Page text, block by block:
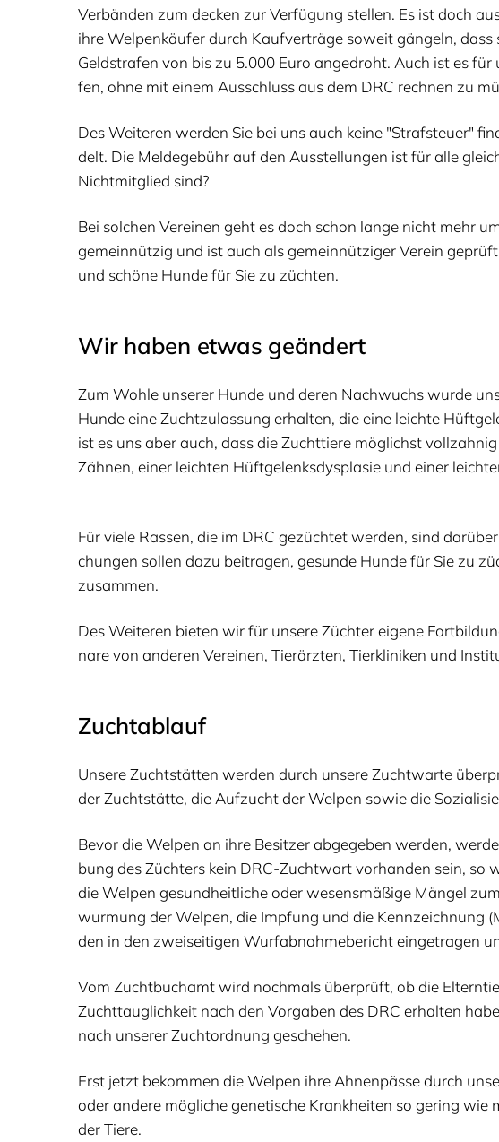
Ver­bän­den zum decken zur Ver­fü­gung stel­len. Es ist doch
ihre Wel­pen­käu­fer durch Kauf­ver­trä­ge soweit gän­geln, dass
Geld­stra­fen von bis zu 5.000 Euro ange­droht. Auch ist es
fen, ohne mit einem Aus­schluss aus dem DRC rech­nen zu
Des Wei­te­ren wer­den Sie bei uns auch kei­ne "Straf­steu­er"
delt. Die Mel­de­ge­bühr auf den Aus­stel­lun­gen ist für alle
Nicht­mit­glied sind?
Bei sol­chen Ver­ei­nen geht es doch schon lan­ge nicht mehr
gemein­nüt­zig und ist auch als gemein­nüt­zi­ger Ver­ein
und schö­ne Hun­de für Sie zu züchten.
Wir haben etwas geändert
Zum Woh­le unse­rer Hun­de und deren Nach­wuchs wur­de
Hun­de eine Zucht­zu­las­sung erhal­ten, die eine leich­te
ist es uns aber auch, dass die Zucht­tie­re mög­lichst
Zäh­nen, einer leich­ten Hüft­ge­lenks­dys­pla­sie und einer
Für vie­le Ras­sen, die im DRC gezüch­tet wer­den, sind
chun­gen sol­len dazu bei­tra­gen, gesun­de Hun­de für Sie zu
zusammen.
Des Wei­te­ren bie­ten wir für unse­re Züch­ter eige­ne
na­re von ande­ren Ver­ei­nen, Tier­ärz­ten, Tier­kli­ni­ken und
Zucht­ab­lauf
Unse­re Zucht­stät­ten wer­den durch unse­re Zucht­war­te
der Zucht­stät­te, die Auf­zucht der Wel­pen sowie die
Bevor die Wel­pen an ihre Besit­zer abge­ge­ben wer­den,
bung des Züch­ters kein DRC-Zucht­wart vor­han­den sein,
die Wel­pen gesund­heit­li­che oder wesens­mä­ßi­ge Män­gel
wur­mung der Wel­pen, die Imp­fung und die Kenn­zeich­nung
den in den zwei­sei­ti­gen Wurf­ab­nah­me­be­richt ein­ge­tra­gen
Vom Zucht­buch­amt wird noch­mals über­prüft, ob die
Zucht­taug­lich­keit nach den Vor­ga­ben des DRC erhal­ten
nach unse­rer Zucht­ord­nung geschehen.
Erst jetzt bekom­men die Wel­pen ihre Ahnen­päs­se durch
oder ande­re mög­li­che gene­ti­sche Krank­hei­ten so gering
der Tiere.